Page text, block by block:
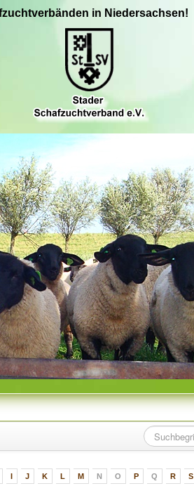
in Niedersachsen!
I J K L M N O P Q R S